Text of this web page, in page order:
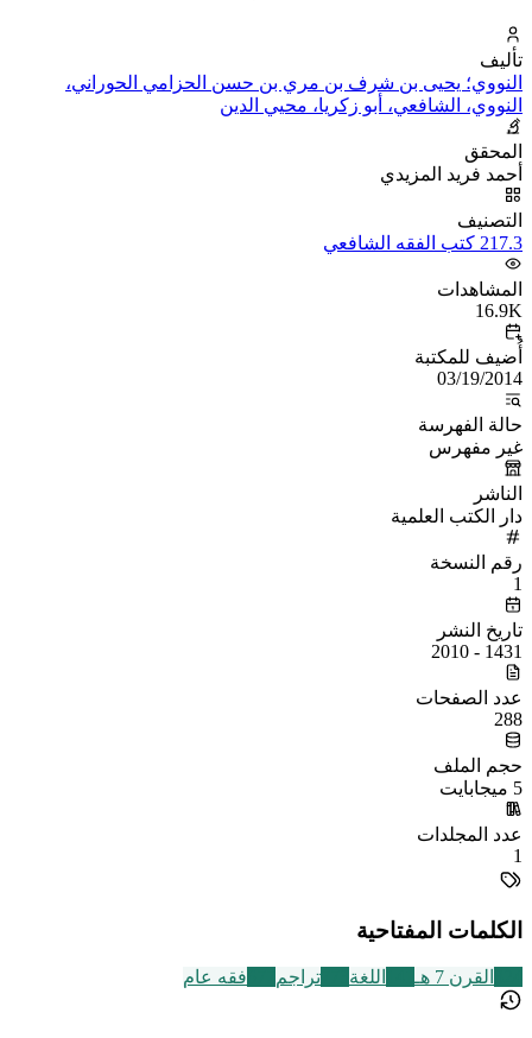
تأليف
النووي؛ يحيى بن شرف بن مري بن حسن الحزامي الحوراني،
النووي، الشافعي، أبو زكريا، محيي الدين
المحقق
أحمد فريد المزيدي
التصنيف
217.3 كتب الفقه الشافعي
المشاهدات
16.9K
أُضيف للمكتبة
03/19/2014
حالة الفهرسة
غير مفهرس
الناشر
دار الكتب العلمية
رقم النسخة
1
تاريخ النشر
1431 - 2010
عدد الصفحات
288
حجم الملف
5 ميجابايت
عدد المجلدات
1
الكلمات المفتاحية
القرن 7 هـ اللغة تراجم فقه عام